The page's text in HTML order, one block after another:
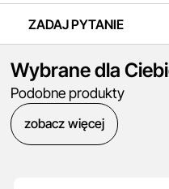
ZADAJ PYTANIE
Wybrane dla
Podobne produkty
zobacz więcej